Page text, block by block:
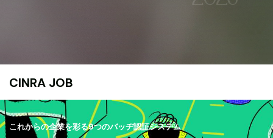
CINRA JOB
これからの企業を彩る9つのバッヂ認証システム